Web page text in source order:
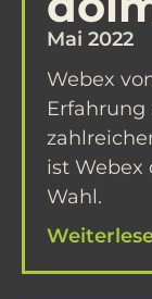
Mai 2022
Webex
Erfahrung
ist Webex
Wahl.